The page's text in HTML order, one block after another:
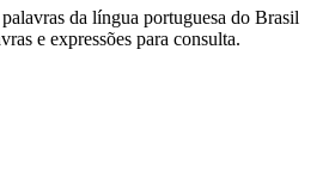
da língua portuguesa do Brasil
e expressões para consulta.